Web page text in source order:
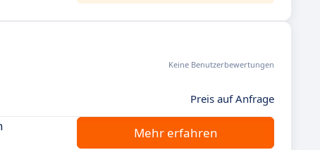
Keine Benutzerbewertungen
Preis auf Anfrage
Mehr erfahren